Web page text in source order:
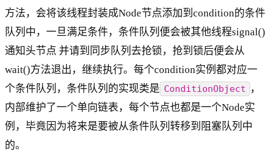
方法，会将该线程封装成Node节点添加到condition的条件
队列中，一旦满足条件，条件队列便会被其他线程signal()
通知头节点 并请到同步队列去抢锁，抢到锁后便会从
wait()方法退出，继续执行。每个condition实例都对应一
个条件队列，条件队列的实现类是 ConditionObject
，
内部维护了一个单向链表，每个节点也都是一个Node实
例，毕竟因为将来是要被从条件队列转移到阻塞队列中
的。